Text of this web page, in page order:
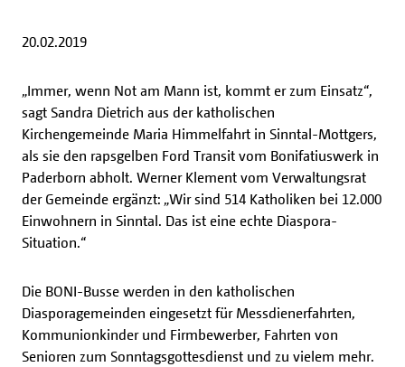
20.02.2019
„Immer, wenn Not am Mann ist, kommt er zum Einsatz“,
sagt Sandra Dietrich aus der katholischen
Kirchengemeinde Maria Himmelfahrt in Sinntal-Mottgers,
als sie den rapsgelben Ford Transit vom Bonifatiuswerk in
Paderborn abholt. Werner Klement vom Verwaltungsrat
der Gemeinde ergänzt: „Wir sind 514 Katholiken bei 12.000
Einwohnern in Sinntal. Das ist eine echte Diaspora-
Situation.“
Die BONI-Busse werden in den katholischen
Diasporagemeinden eingesetzt für Messdienerfahrten,
Kommunionkinder und Firmbewerber, Fahrten von
Senioren zum Sonntagsgottesdienst und zu vielem mehr.